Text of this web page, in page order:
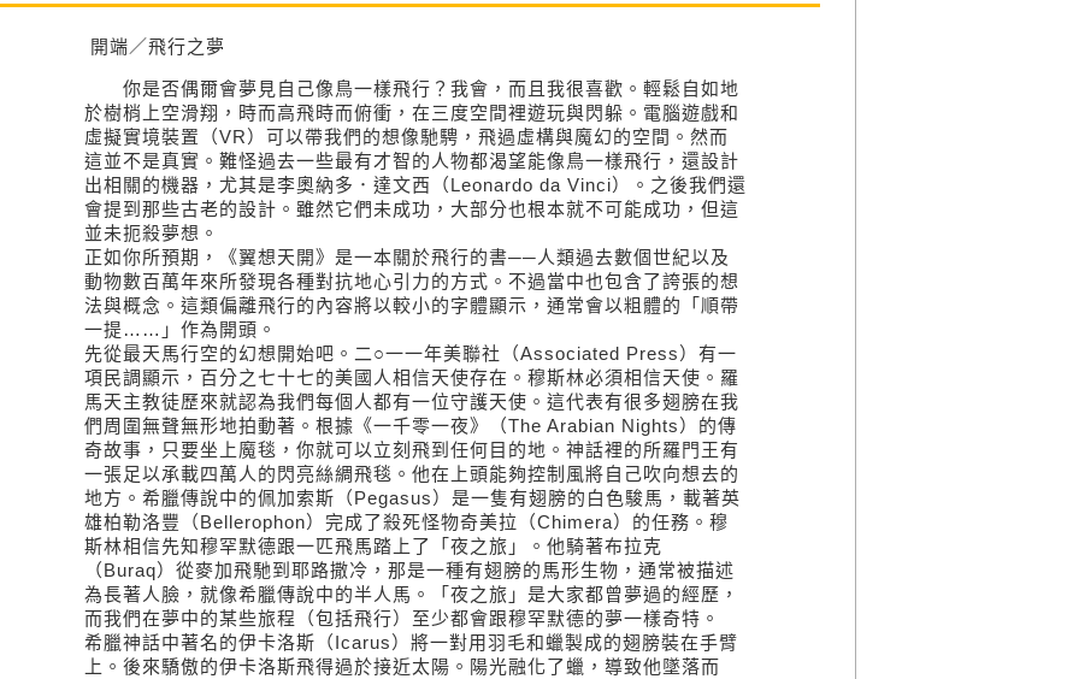
開端／飛行之夢
你是否偶爾會夢見自己像鳥一樣飛行？我會，而且我很喜歡。輕鬆自如地
於樹梢上空滑翔，時而高飛時而俯衝，在三度空間裡遊玩與閃躲。電腦遊戲和
虛擬實境裝置（VR）可以帶我們的想像馳騁，飛過虛構與魔幻的空間。然而
這並不是真實。難怪過去一些最有才智的人物都渴望能像鳥一樣飛行，還設計
出相關的機器，尤其是李奧納多．達文西（Leonardo da Vinci）。之後我們還
會提到那些古老的設計。雖然它們未成功，大部分也根本就不可能成功，但這
並未扼殺夢想。
正如你所預期，《翼想天開》是一本關於飛行的書──人類過去數個世紀以及
動物數百萬年來所發現各種對抗地心引力的方式。不過當中也包含了誇張的想
法與概念。這類偏離飛行的內容將以較小的字體顯示，通常會以粗體的「順帶
一提……」作為開頭。
先從最天馬行空的幻想開始吧。二○一一年美聯社（Associated Press）有一
項民調顯示，百分之七十七的美國人相信天使存在。穆斯林必須相信天使。羅
馬天主教徒歷來就認為我們每個人都有一位守護天使。這代表有很多翅膀在我
們周圍無聲無形地拍動著。根據《一千零一夜》（The Arabian Nights）的傳
奇故事，只要坐上魔毯，你就可以立刻飛到任何目的地。神話裡的所羅門王有
一張足以承載四萬人的閃亮絲綢飛毯。他在上頭能夠控制風將自己吹向想去的
地方。希臘傳說中的佩加索斯（Pegasus）是一隻有翅膀的白色駿馬，載著英
雄柏勒洛豐（Bellerophon）完成了殺死怪物奇美拉（Chimera）的任務。穆
斯林相信先知穆罕默德跟一匹飛馬踏上了「夜之旅」。他騎著布拉克
（Buraq）從麥加飛馳到耶路撒冷，那是一種有翅膀的馬形生物，通常被描述
為長著人臉，就像希臘傳說中的半人馬。「夜之旅」是大家都曾夢過的經歷，
而我們在夢中的某些旅程（包括飛行）至少都會跟穆罕默德的夢一樣奇特。
希臘神話中著名的伊卡洛斯（Icarus）將一對用羽毛和蠟製成的翅膀裝在手臂
上。後來驕傲的伊卡洛斯飛得過於接近太陽。陽光融化了蠟，導致他墜落而